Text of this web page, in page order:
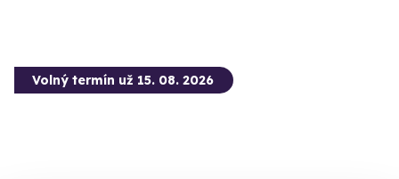
Volný termín už 15. 08. 2026